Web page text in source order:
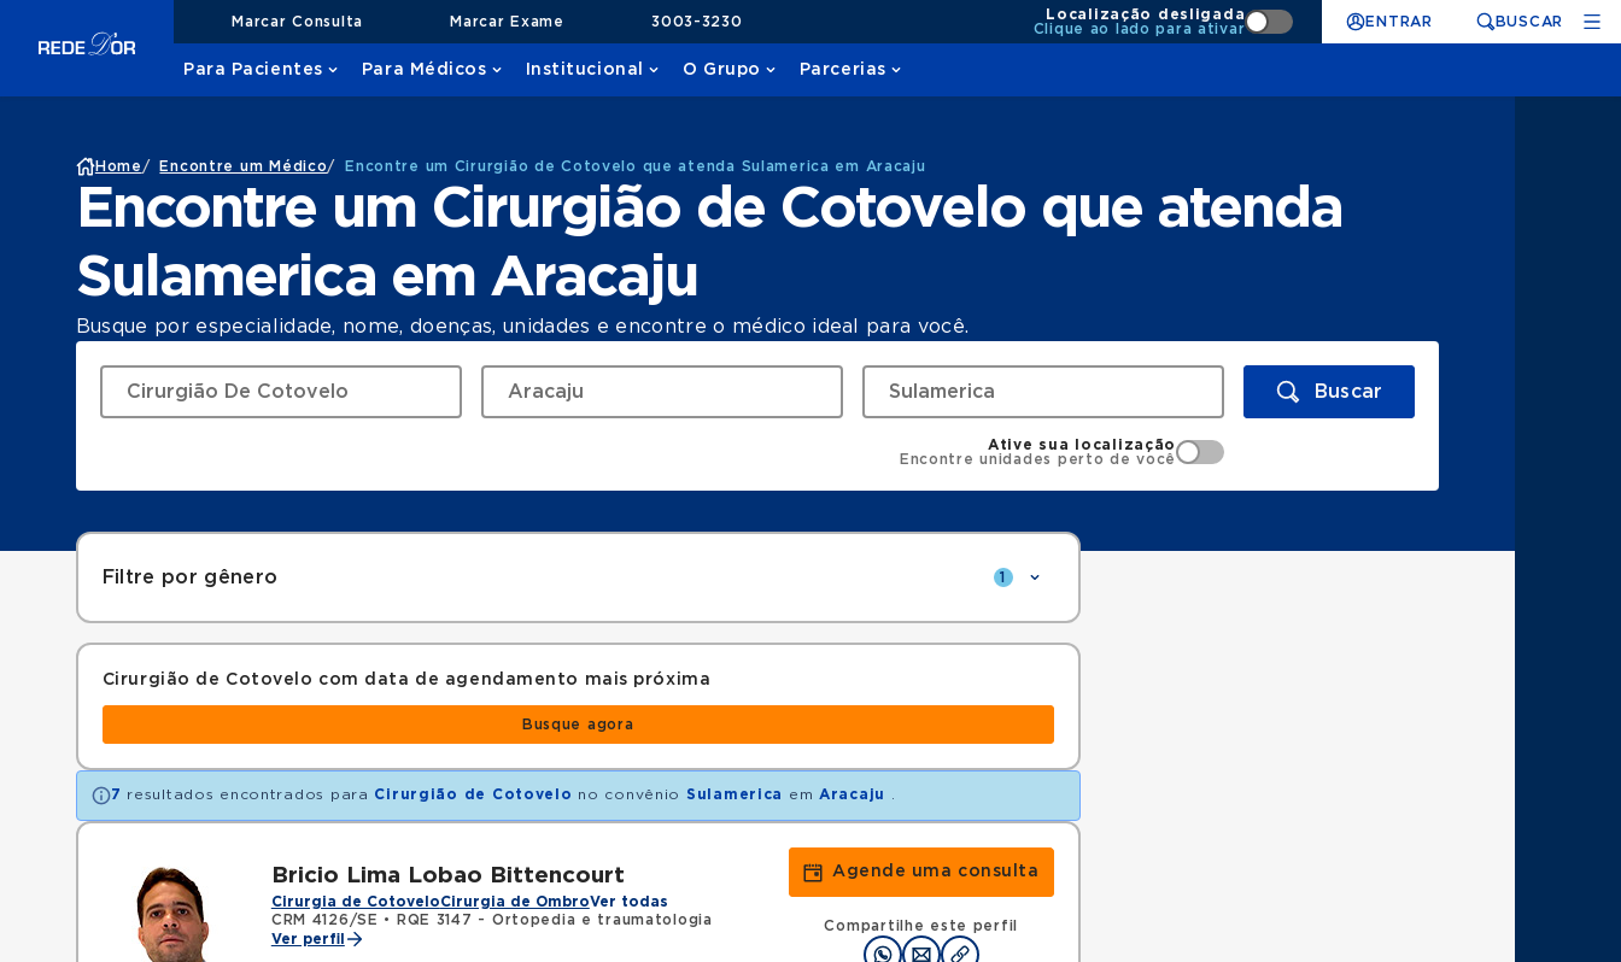
Marcar Consulta Marcar Exame 3003-3230
Localização desligada
Clique ao lado para ativar
ENTRAR BUSCAR
Para Pacientes Para Médicos Institucional O Grupo Parcerias
Home / Encontre um Médico/ Encontre um Cirurgião de Cotovelo que atenda Sulamerica em Aracaju
Encontre um Cirurgião de Cotovelo que atenda
Sulamerica em Aracaju
Busque por especialidade, nome, doenças, unidades e encontre o médico ideal para você.
Buscar
Ative sua localização
Encontre unidades perto de você
Filtre por gênero 1
Cirurgião de Cotovelo com data de agendamento mais próxima
Busque agora
7 resultados encontrados para Cirurgião de Cotovelo no convênio Sulamerica em Aracaju
Bricio Lima Lobao Bittencourt
Cirurgia de CotoveloCirurgia de OmbroVer todas
CRM 4126/SE •
RQE 3147 - Ortopedia e traumatologia
Ver perfil
Agende uma consulta
Compartilhe este perfil